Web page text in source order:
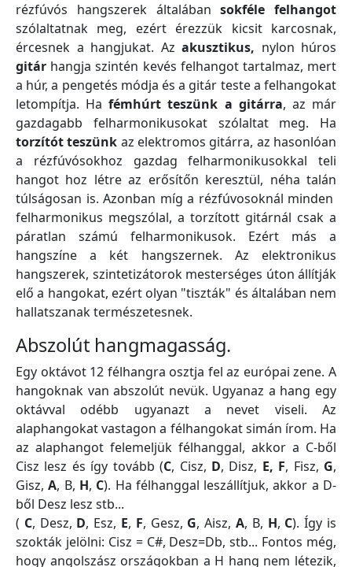
rézfúvós hangszerek általábansokféle felhangot
szólaltatnak meg, ezért érezzük kicsit karcosnak,
ércesnek a hangjukat. Az akusztikus, nylon húros
gitár hangja szintén kevés felhangot tartalmaz, mert
a húr, a pengetés módja és a gitár teste a felhangokat
letompítja. Hafémhúrt teszünk a gitárra, az már
gazdagabb felharmonikusokat szólaltat meg. Ha
torzítót teszünk az elektromos gitárra, az hasonlóan
a rézfúvósokhoz gazdag felharmonikusokkal teli
hangot hoz létre az erősítőn keresztül, néha talán
túlságosan is. Azonban míg a rézfúvosoknál minden
felharmonikus megszólal, a torzított gitárnál csak a
páratlan számú felharmonikusok. Ezért más a
hangszíne a két hangszernek. Az elektronikus
hangszerek, szintetizátorok mesterséges úton állítják
elő a hangokat, ezért olyan "tiszták" és általában nem
hallatszanak természetesnek.
Abszolút hangmagasság.
Egy oktávot 12 félhangra osztja fel az európai zene. A
hangoknak van abszolút nevük. Ugyanaz a hang egy
oktávval odébb ugyanazt a nevet viseli. Az
alaphangokat vastagon a félhangokat simán írom. Ha
az alaphangot felemeljük félhanggal, akkor a C-ből
Cisz lesz és így tovább (C, Cisz, D, Disz, E, F, Fisz, G,
Gisz,A, B, H, C). Ha félhanggal leszállítjuk, akkor a D-
ből Desz lesz stb...
( C, Desz, D, Esz, E, F, Gesz, G, Aisz,A, B, H, C). Így is
szokták jelölni: Cisz = C#, Desz=Db, stb... Fontos még,
hogy angolszász országokban a H hang nem létezik,